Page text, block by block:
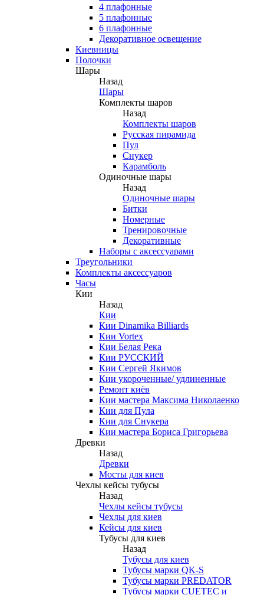
4 плафонные
5 плафонные
6 плафонные
Декоративное освещение
Киевницы
Полочки
Шары
Назад
Шары
Комплекты шаров
Назад
Комплекты шаров
Русская пирамида
Пул
Снукер
Карамболь
Одиночные шары
Назад
Одиночные шары
Битки
Номерные
Тренировочные
Декоративные
Наборы с аксессуарами
Треугольники
Комплекты аксессуаров
Часы
Кии
Назад
Кии
Кии Dinamika Billiards
Кии Vortex
Кии Белая Река
Кии РУССКИЙ
Кии Сергей Якимов
Кии укороченные/ удлиненные
Ремонт киёв
Кии мастера Максима Николаенко
Кии для Пула
Кии для Снукера
Кии мастера Бориса Григорьева
Древки
Назад
Древки
Мосты для киев
Чехлы кейсы тубусы
Назад
Чехлы кейсы тубусы
Чехлы для киев
Кейсы для киев
Тубусы для киев
Назад
Тубусы для киев
Тубусы марки QK-S
Тубусы марки PREDATOR
Тубусы марки CUETEC и